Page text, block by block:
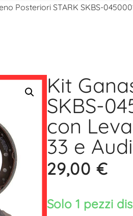
Posteriori STARK SKBS-
Kit
SKBS-
con
33 e
29,00€
Solo 1 pezzi